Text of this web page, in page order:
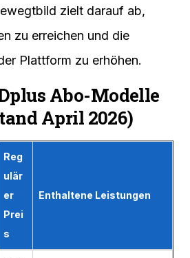
zielt darauf ab,
zu erreichen und die
Plattform zu erhöhen.
Abo-Modelle
April 2026)
Reg
ulär
er
Prei
s
Enthaltene Leistungen